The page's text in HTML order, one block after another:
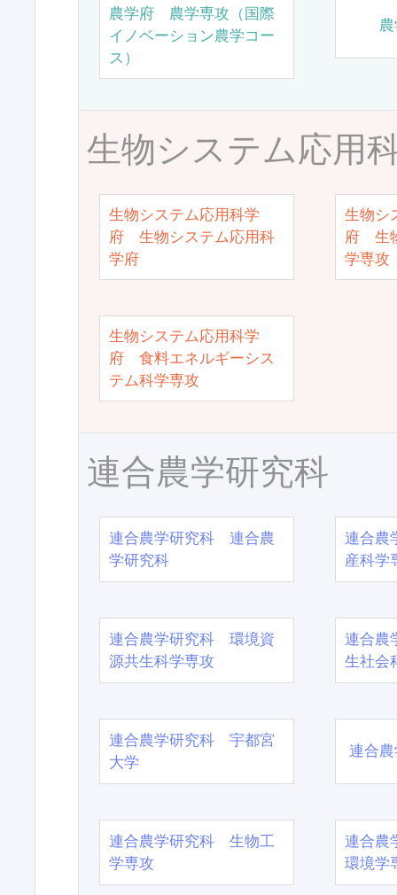
農学府 農学専攻（国際
イノベーション農学コー
ス）
生物システム応用
生物システム応用科学
府 生物システム応用科
学府
生物シ
府 生
学専攻
生物システム応用科学
府 食料エネルギーシス
テム科学専攻
連合農学研究科
連合農学研究科 連合農
学研究科
連合農
産科学
連合農学研究科 環境資
源共生科学専攻
連合農
生社会
連合農学研究科 宇都宮
大学
連合
連合農学研究科 生物工
学専攻
連合農
環境学